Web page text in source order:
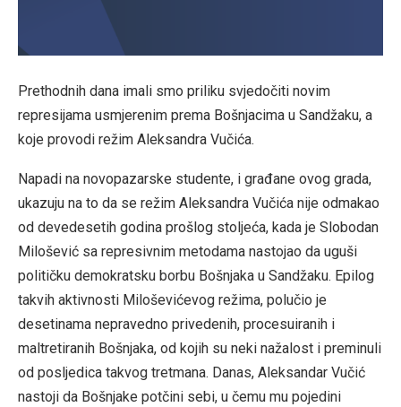
Prethodnih dana imali smo priliku svjedočiti novim
represijama usmjerenim prema Bošnjacima u Sandžaku, a
koje provodi režim Aleksandra Vučića.
Napadi na novopazarske studente, i građane ovog grada,
ukazuju na to da se režim Aleksandra Vučića nije odmakao
od devedesetih godina prošlog stoljeća, kada je Slobodan
Milošević sa represivnim metodama nastojao da uguši
političku demokratsku borbu Bošnjaka u Sandžaku. Epilog
takvih aktivnosti Miloševićevog režima, polučio je
desetinama nepravedno privedenih, procesuiranih i
maltretiranih Bošnjaka, od kojih su neki nažalost i preminuli
od posljedica takvog tretmana. Danas, Aleksandar Vučić
nastoji da Bošnjake potčini sebi, u čemu mu pojedini